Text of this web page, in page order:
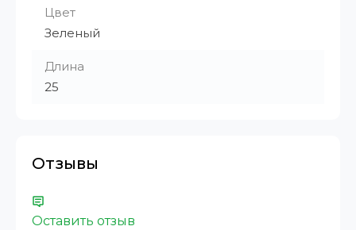
Цвет
Зеленый
Длина
25
Отзывы
Оставить отзыв